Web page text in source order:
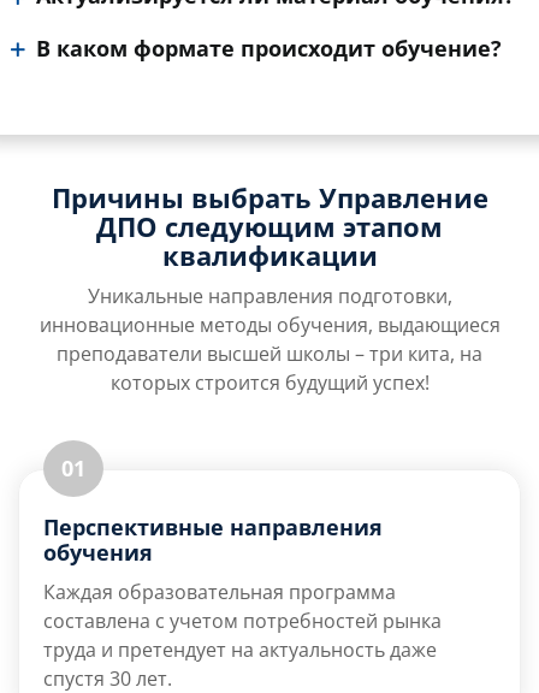
В каком формате происходит обучение?
Причины выбрать Управление
ДПО следующим этапом
квалификации
Уникальные направления подготовки,
инновационные методы обучения, выдающиеся
преподаватели высшей школы – три кита, на
которых строится будущий успех!
01
Перспективные направления
обучения
Каждая образовательная программа
составлена с учетом потребностей рынка
труда и претендует на актуальность даже
спустя 30 лет.